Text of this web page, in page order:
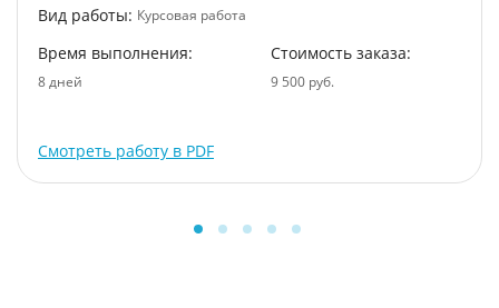
Вид работы: Курсовая работа
Время выполнения:
8 дней
Стоимость заказа:
9 500 руб.
Смотреть работу в PDF